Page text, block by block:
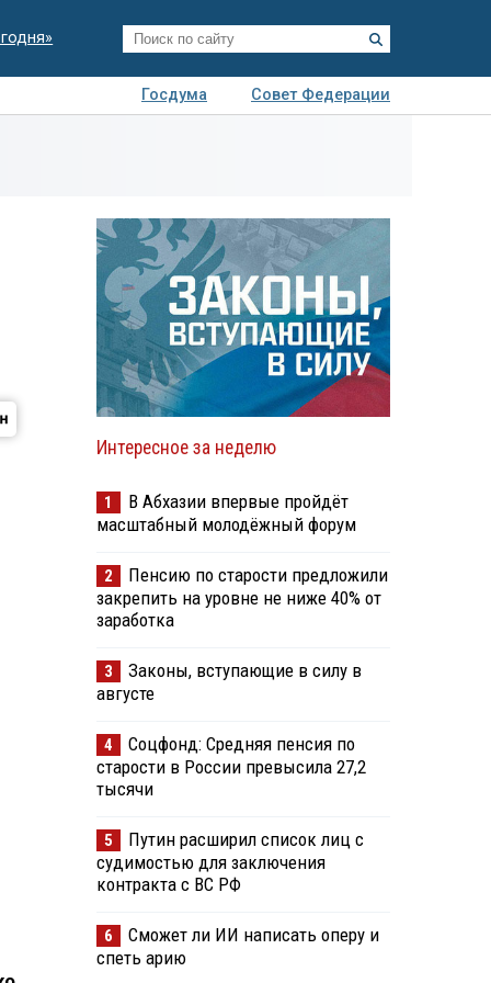
Госдума
Совет Федерации
Интересное за неделю
1
В Абхазии впервые пройдёт
масштабный молодёжный форум
2
Пенсию по старости предложили
закрепить на уровне не ниже 40% от
заработка
3
Законы, вступающие в силу в
августе
4
Соцфонд: Средняя пенсия по
старости в России превысила 27,2
тысячи
5
Путин расширил список лиц с
судимостью для заключения
контракта с ВС РФ
6
Сможет ли ИИ написать оперу и
спеть арию